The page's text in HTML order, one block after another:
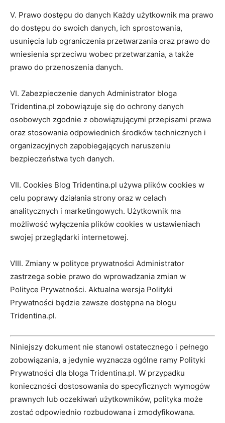
V. Prawo dostępu do danych Każdy użytkownik ma prawo
do dostępu do swoich danych, ich sprostowania,
usunięcia lub ograniczenia przetwarzania oraz prawo do
wniesienia sprzeciwu wobec przetwarzania, a także
prawo do przenoszenia danych.
VI. Zabezpieczenie danych Administrator bloga
Tridentina.pl zobowiązuje się do ochrony danych
osobowych zgodnie z obowiązującymi przepisami prawa
oraz stosowania odpowiednich środków technicznych i
organizacyjnych zapobiegających naruszeniu
bezpieczeństwa tych danych.
VII. Cookies Blog Tridentina.pl używa plików cookies w
celu poprawy działania strony oraz w celach
analitycznych i marketingowych. Użytkownik ma
możliwość wyłączenia plików cookies w ustawieniach
swojej przeglądarki internetowej.
VIII. Zmiany w polityce prywatności Administrator
zastrzega sobie prawo do wprowadzania zmian w
Polityce Prywatności. Aktualna wersja Polityki
Prywatności będzie zawsze dostępna na blogu
Tridentina.pl.
Niniejszy dokument nie stanowi ostatecznego i pełnego
zobowiązania, a jedynie wyznacza ogólne ramy Polityki
Prywatności dla bloga Tridentina.pl. W przypadku
konieczności dostosowania do specyficznych wymogów
prawnych lub oczekiwań użytkowników, polityka może
zostać odpowiednio rozbudowana i zmodyfikowana.